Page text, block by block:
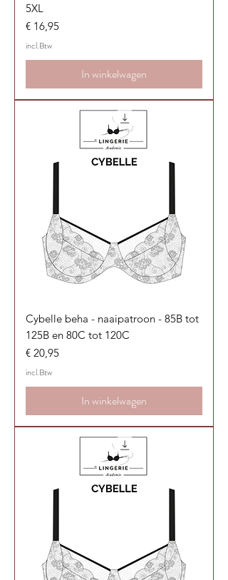
5XL
Prijs
€ 16,95
incl.Btw
In winkelwagen
Cybelle beha - naaipatroon - 85B tot
125B en 80C tot 120C
Prijs
€ 20,95
incl.Btw
In winkelwagen